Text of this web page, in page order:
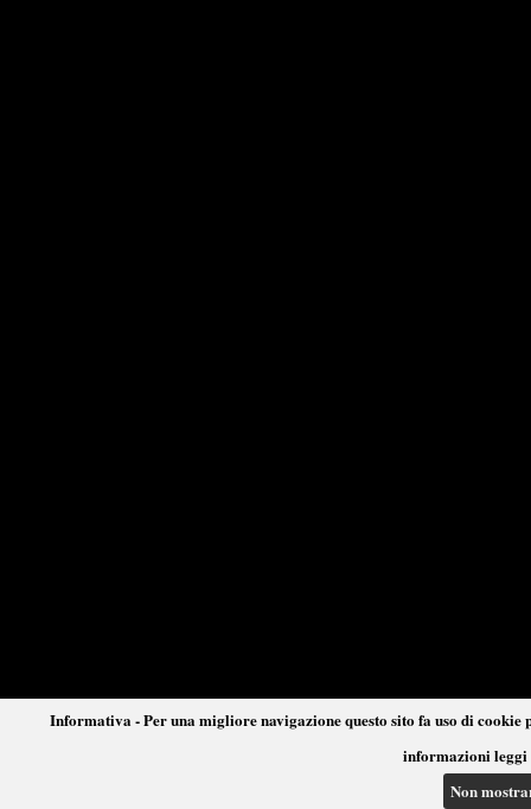
Informativa - Per una migliore navigazione questo sito fa uso di
informazioni leggi
Non